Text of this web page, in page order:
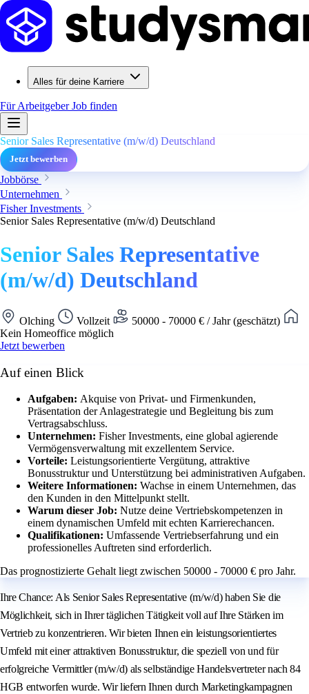
Alles für deine Karriere
Für ArbeitgeberJob finden
Senior Sales Representative (m/w/d) Deutschland
Jetzt bewerben
Jobbörse
Unternehmen
Fisher Investments
Senior Sales Representative (m/w/d) Deutschland
Senior Sales Representative
(m/w/d) Deutschland
Olching Vollzeit
50000 - 70000 € / Jahr (geschätzt)
Kein Homeoffice möglich
Jetzt bewerben
Auf einen Blick
Aufgaben: Akquise von Privat- und Firmenkunden,
Präsentation der Anlagestrategie und Begleitung bis zum
Vertragsabschluss.
Unternehmen: Fisher Investments, eine global agierende
Vermögensverwaltung mit exzellentem Service.
Vorteile: Leistungsorientierte Vergütung, attraktive
Bonusstruktur und Unterstützung bei administrativen Aufgaben.
Weitere Informationen: Wachse in einem Unternehmen, das
den Kunden in den Mittelpunkt stellt.
Warum dieser Job: Nutze deine Vertriebskompetenzen in
einem dynamischen Umfeld mit echten Karrierechancen.
Qualifikationen: Umfassende Vertriebserfahrung und ein
professionelles Auftreten sind erforderlich.
Das prognostizierte Gehalt liegt zwischen 50000 - 70000 € pro Jahr.
Ihre Chance: Als Senior Sales Representative (m/w/d) haben Sie die
Möglichkeit, sich in Ihrer täglichen Tätigkeit voll auf Ihre Stärken im
Vertrieb zu konzentrieren. Wir bieten Ihnen ein leistungsorientiertes
Umfeld mit einer attraktiven Bonusstruktur, die speziell von und für
erfolgreiche Vermittler (m/w/d) als selbständige Handelsvertreter nach 84
HGB entworfen wurde. Wir liefern Ihnen durch Marketingkampagnen